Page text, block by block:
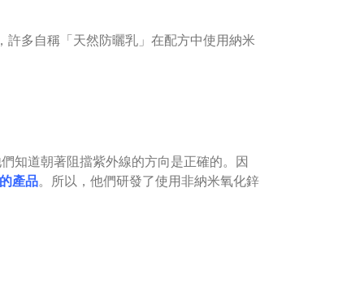
多自稱「天然防曬乳」在配方中使用納米
知道朝著阻擋紫外線的方向是正確的。因
產品。所以，他們研發了使用非納米氧化鋅